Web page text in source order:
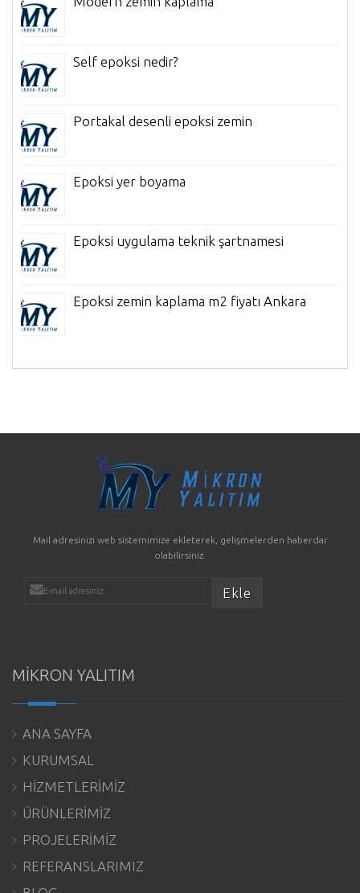
Self epoksi nedir?
Portakal desenli epoksi zemin
Epoksi yer boyama
Epoksi uygulama teknik şartnamesi
Epoksi zemin kaplama m2 fiyatı Ankara
Mail adresinizi web sistemimize ekleterek, gelişmelerden haberdar
olabilirsiniz.
MİKRON YALITIM
ANA SAYFA
KURUMSAL
HİZMETLERİMİZ
ÜRÜNLERİMİZ
PROJELERİMİZ
REFERANSLARIMIZ